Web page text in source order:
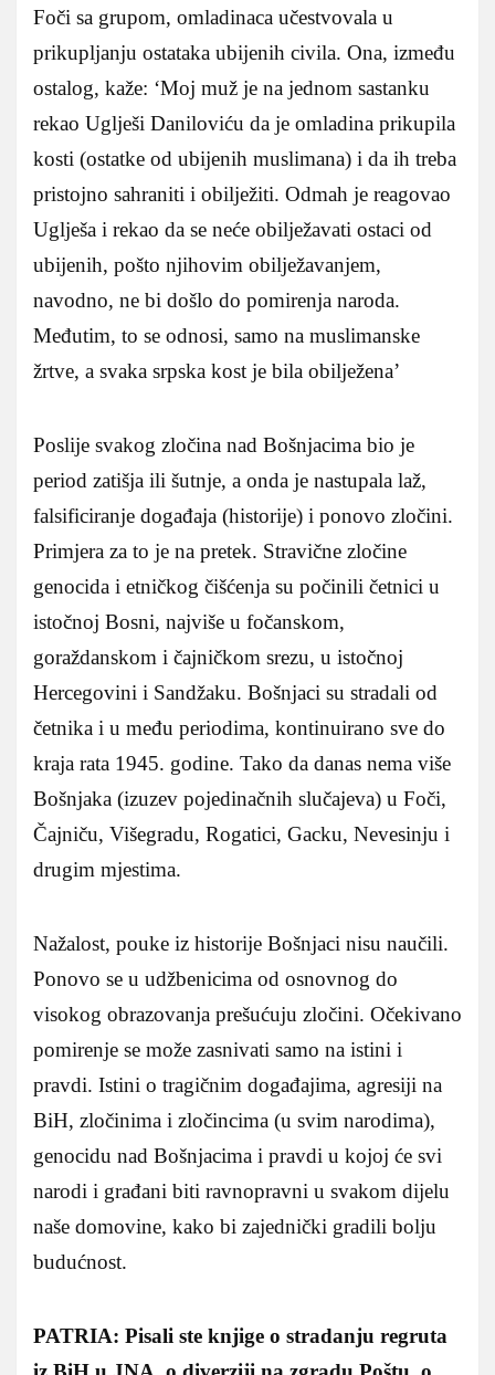
Foči sa grupom, omladinaca učestvovala u
prikupljanju ostataka ubijenih civila. Ona, između
ostalog, kaže: ‘Moj muž je na jednom sastanku
rekao Uglješi Daniloviću da je omladina prikupila
kosti (ostatke od ubijenih muslimana) i da ih treba
pristojno sahraniti i obilježiti. Odmah je reagovao
Uglješa i rekao da se neće obilježavati ostaci od
ubijenih, pošto njihovim obilježavanjem,
navodno, ne bi došlo do pomirenja naroda.
Međutim, to se odnosi, samo na muslimanske
žrtve, a svaka srpska kost je bila obilježena’
Poslije svakog zločina nad Bošnjacima bio je
period zatišja ili šutnje, a onda je nastupala laž,
falsificiranje događaja (historije) i ponovo zločini.
Primjera za to je na pretek. Stravične zločine
genocida i etničkog čišćenja su počinili četnici u
istočnoj Bosni, najviše u fočanskom,
goraždanskom i čajničkom srezu, u istočnoj
Hercegovini i Sandžaku. Bošnjaci su stradali od
četnika i u među periodima, kontinuirano sve do
kraja rata 1945. godine. Tako da danas nema više
Bošnjaka (izuzev pojedinačnih slučajeva) u Foči,
Čajniču, Višegradu, Rogatici, Gacku, Nevesinju i
drugim mjestima.
Nažalost, pouke iz historije Bošnjaci nisu naučili.
Ponovo se u udžbenicima od osnovnog do
visokog obrazovanja prešućuju zločini. Očekivano
pomirenje se može zasnivati samo na istini i
pravdi. Istini o tragičnim događajima, agresiji na
BiH, zločinima i zločincima (u svim narodima),
genocidu nad Bošnjacima i pravdi u kojoj će svi
narodi i građani biti ravnopravni u svakom dijelu
naše domovine, kako bi zajednički gradili bolju
budućnost.
PATRIA: Pisali ste knjige o stradanju regruta